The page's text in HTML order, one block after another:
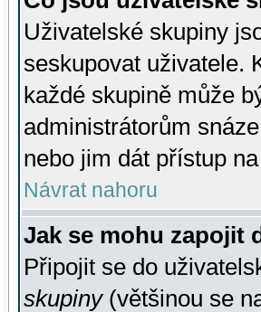
Uživatelské skupiny
seskupovat uživatele.
každé skupině může
administrátorům
nebo jim dát přístup
Návrat nahoru
Jak se mohu zapojit
Připojit se do
skupiny(většinou se